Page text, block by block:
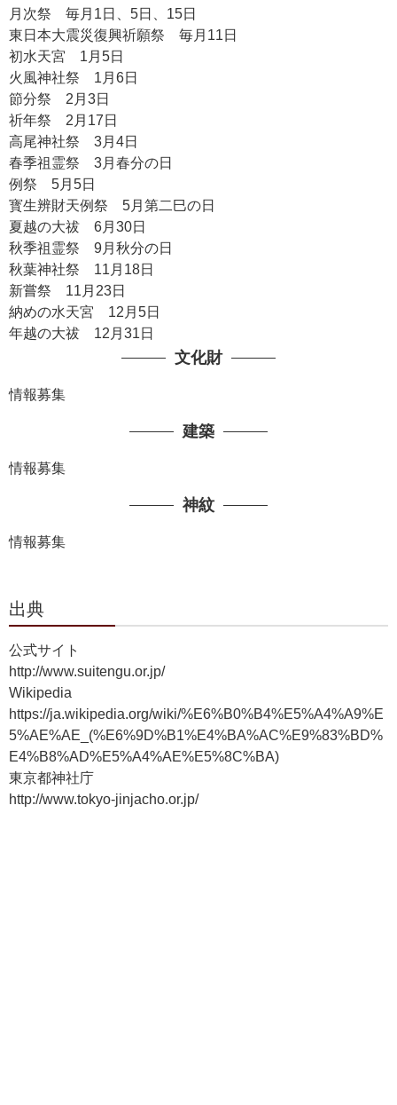
月次祭 毎月1日、5日、15日
東日本大震災復興祈願祭 毎月11日
初水天宮 1月5日
火風神社祭 1月6日
節分祭 2月3日
祈年祭 2月17日
高尾神社祭 3月4日
春季祖霊祭 3月春分の日
例祭 5月5日
寳生辨財天例祭 5月第二巳の日
夏越の大祓 6月30日
秋季祖霊祭 9月秋分の日
秋葉神社祭 11月18日
新嘗祭 11月23日
納めの水天宮 12月5日
年越の大祓 12月31日
文化財
情報募集
建築
情報募集
神紋
情報募集
出典
公式サイト
http://www.suitengu.or.jp/
Wikipedia
https://ja.wikipedia.org/wiki/%E6%B0%B4%E5%A4%A9%E
5%AE%AE_(%E6%9D%B1%E4%BA%AC%E9%83%BD%
E4%B8%AD%E5%A4%AE%E5%8C%BA)
東京都神社庁
http://www.tokyo-jinjacho.or.jp/